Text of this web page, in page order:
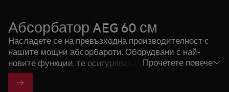
Абсорбатор AEG 60 см
Насладете се на превъзходна производителност с
нашите мощни абсорбароти. Оборудвани с най-
новите функции, те осигуряват проветрена и свежа
кухненска атмосфера при готвене.
Прочетете повече